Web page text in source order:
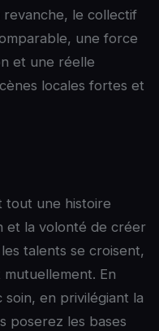
revanche, le collectif
une force
et une réelle
locales fortes et
tout une histoire
et la volonté de créer
talents se croisent,
En
en privilégiant la
poserez les bases